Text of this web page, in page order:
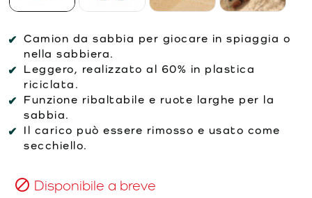
Camion da sabbia per giocare in spiaggia o
nella sabbiera.
Leggero, realizzato al 60% in plastica
riciclata.
Funzione ribaltabile e ruote larghe per la
sabbia.
Il carico può essere rimosso e usato come
secchiello.
Disponibile a breve